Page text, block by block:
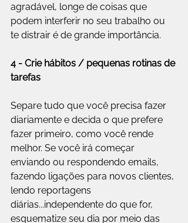
agradável, longe de coisas que
podem interferir no seu trabalho ou
te distrair é de grande importância.
4 - Crie hábitos / pequenas rotinas de
tarefas
Separe tudo que você precisa fazer
diariamente e decida o que prefere
fazer primeiro, como você rende
melhor. Se você irá começar
enviando ou respondendo emails,
fazendo ligações para novos clientes,
lendo reportagens
diárias...independente do que for,
esquematize seu dia por meio das